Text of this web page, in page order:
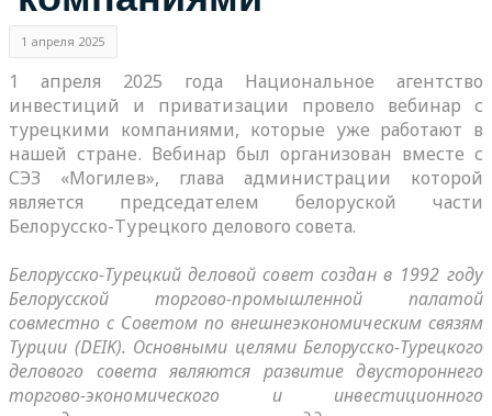
1 апреля 2025
1 апреля 2025 года Национальное агентство
инвестиций и приватизации провело вебинар с
турецкими компаниями, которые уже работают в
нашей стране. Вебинар был организован вместе с
СЭЗ «Могилев», глава администрации которой
является председателем белоруской части
Белорусско-Турецкого делового совета.
Белорусско-Турецкий деловой совет создан в 1992 году
Белорусской торгово-промышленной палатой
совместно с Советом по внешнеэкономическим связям
Турции (DEIK). Основными целями Белорусско-Турецкого
делового совета являются развитие двустороннего
торгово-экономического и инвестиционного